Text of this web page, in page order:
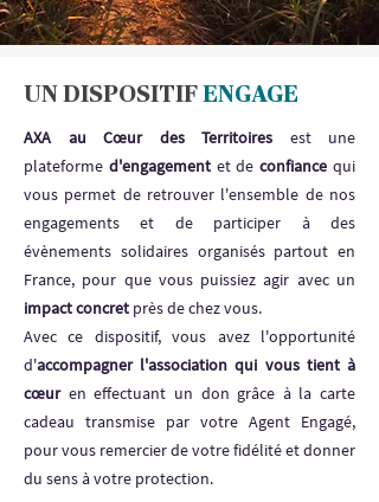
UN DISPOSITIF ENGAGE
AXA au Cœur des Territoires est une
plateforme d'engagementet deconfiance qui
vous permet de retrouver l'ensemble de nos
engagements et de participer à des
évènements solidaires organisés partout en
France, pour que vous puissiez agir avec un
impact concret près de chez vous.
Avec ce dispositif, vous avez l'opportunité
d'accompagner l'association qui vous tient à
cœuren effectuant un don grâce à la carte
cadeau transmise par votre Agent Engagé,
pour vous remercier de votre fidélité et donner
du sens à votre protection.